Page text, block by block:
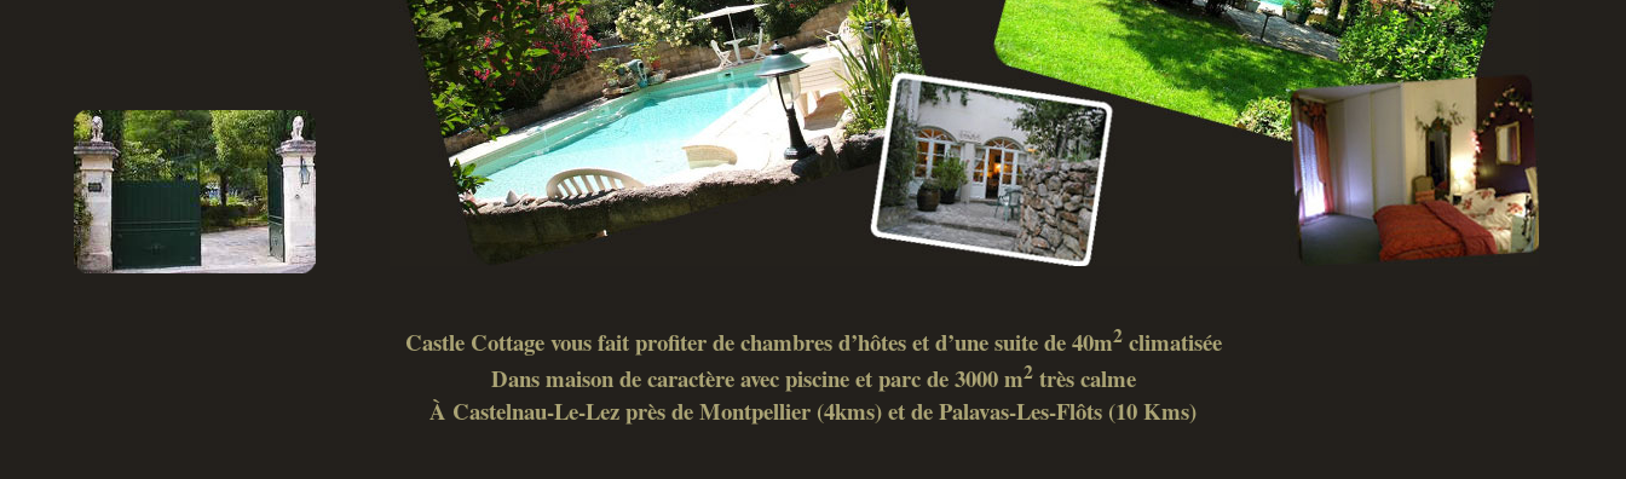
Castle Cottage vous fait profiter de chambres d’hôtes et d’une suite de 40m2climatisée
Dans maison de caractère avec piscine et parc de 3000 m2très calme
À Castelnau-Le-Lez près de Montpellier (4kms) et de Palavas-Les-Flôts (10 Kms)